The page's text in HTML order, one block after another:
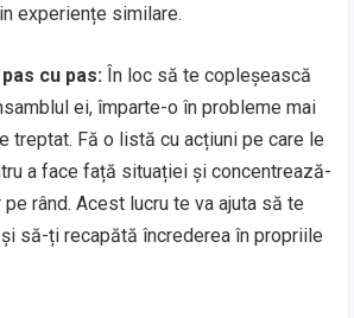
experiențe similare.
cu pas: În loc să te copleșească
ei, împarte-o în probleme mai
treptat. Fă o listă cu acțiuni pe care le
a face față situației și concentrează-
rând. Acest lucru te va ajuta să te
să-ți recapătă încrederea în propriile